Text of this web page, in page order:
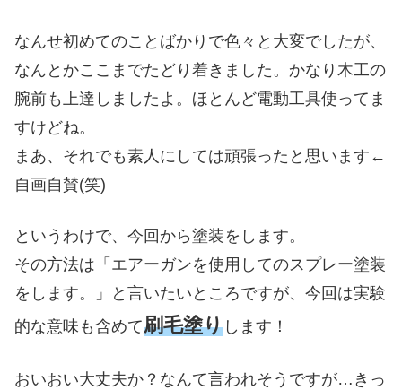
なんせ初めてのことばかりで色々と大変でしたが、
なんとかここまでたどり着きました。かなり木工の
腕前も上達しましたよ。ほとんど電動工具使ってま
すけどね。
まあ、それでも素人にしては頑張ったと思います←
自画自賛(笑)
というわけで、今回から塗装をします。
その方法は「エアーガンを使用してのスプレー塗装
をします。」と言いたいところですが、今回は実験
的な意味も含めて刷毛塗り します！
おいおい大丈夫か？なんて言われそうですが…きっ